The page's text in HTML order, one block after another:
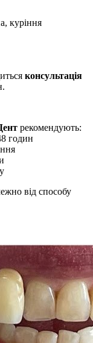
куріння
консультація
рекомендують:
годин
від способу